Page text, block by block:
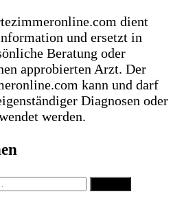
dient
und ersetzt in
Beratung oder
approbierten Arzt. Der
kann und darf
Diagnosen oder
werden.